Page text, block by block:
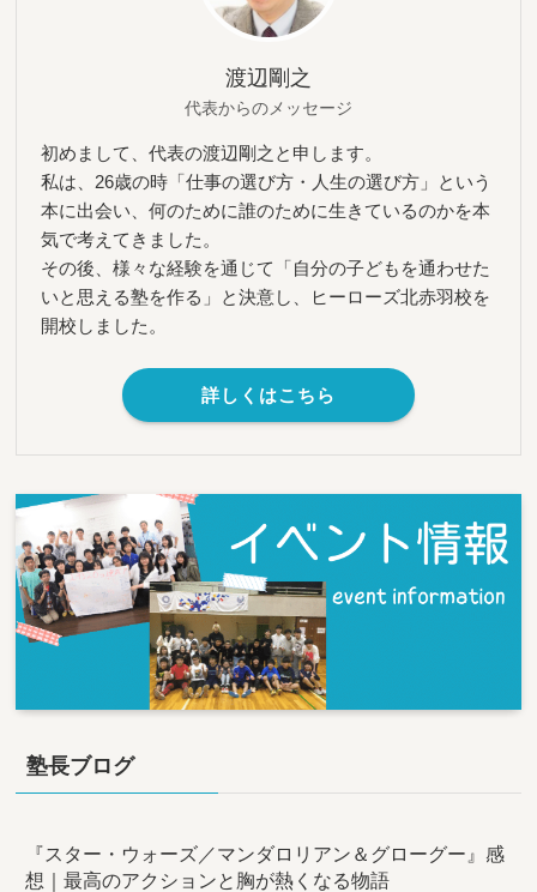
渡辺剛之
代表からのメッセージ
初めまして、代表の渡辺剛之と申します。
私は、26歳の時「仕事の選び方・人生の選び方」という
本に出会い、何のために誰のために生きているのかを本
気で考えてきました。
その後、様々な経験を通じて「自分の子どもを通わせた
いと思える塾を作る」と決意し、ヒーローズ北赤羽校を
開校しました。
詳しくはこちら
塾長ブログ
『スター・ウォーズ／マンダロリアン＆グローグー』感
想｜最高のアクションと胸が熱くなる物語